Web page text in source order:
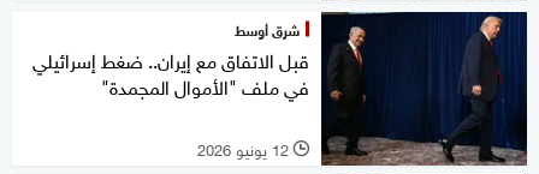
شرق أوسط
قبل الاتفاق مع إيران.. ضغط إسرائيلي
في ملف "الأموال المجمدة"
l 12 يونيو 2026